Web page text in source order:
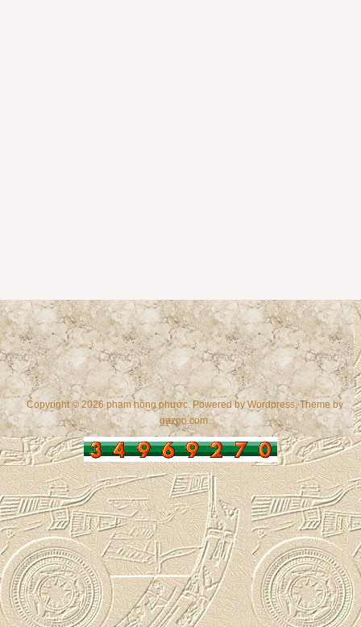
Copyright © 2026 phạm hồng phước. Powered byWordpress, Theme by
gazpo.com.